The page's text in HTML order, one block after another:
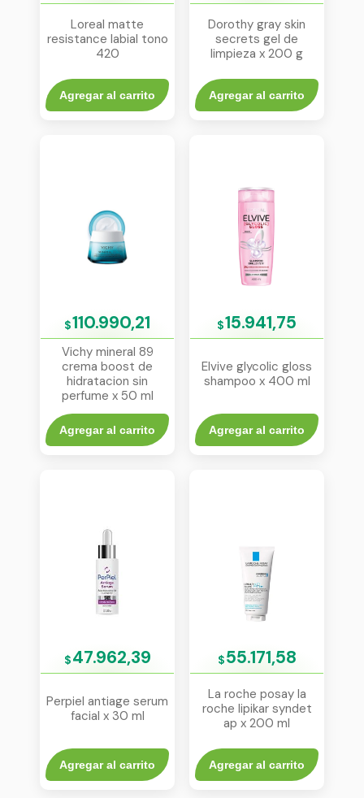
Loreal matte
resistance labial tono
420
Agregar al carrito
Dorothy gray skin
secrets gel de
limpieza x 200 g
Agregar al carrito
$110.990,21
Vichy mineral 89
crema boost de
hidratacion sin
perfume x 50 ml
Agregar al carrito
$15.941,75
Elvive glycolic gloss
shampoo x 400 ml
Agregar al carrito
$47.962,39
Perpiel antiage serum
facial x 30 ml
Agregar al carrito
$55.171,58
La roche posay la
roche lipikar syndet
ap x 200 ml
Agregar al carrito